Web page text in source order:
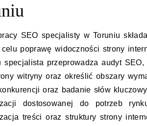
SEO specjalisty w Toruniu
poprawę widoczności strony
specjalista przeprowadza audyt
witryny oraz określić obszary
oraz badanie słów
dostosowanej do potrzeb
treści oraz struktury strony